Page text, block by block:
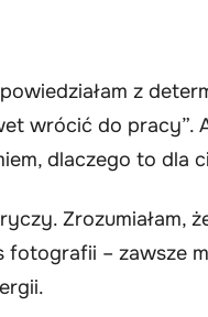
z
wrócić do pracy”.
dlaczego to dla
Zrozumiałam,
fotografii – zawsze